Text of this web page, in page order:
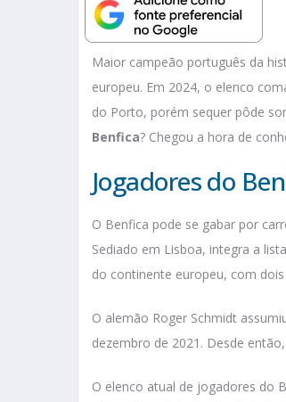
Maior campeão português da
europeu. Em 2024, o elenco
do Porto, porém sequer pôde
Benfica? Chegou a hora de
Jogadores do
O Benfica pode se gabar por
Sediado em Lisboa, integra a
do continente europeu, com
O alemão Roger Schmidt
dezembro de 2021. Desde
O elenco atual de jogadores do